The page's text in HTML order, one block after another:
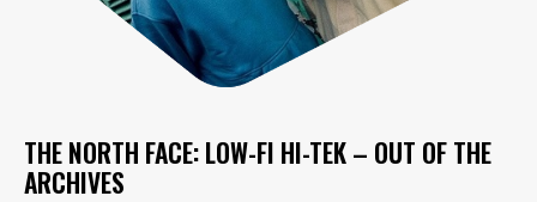
THE NORTH FACE: LOW-FI HI-TEK – OUT OF THE
ARCHIVES